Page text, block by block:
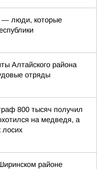
— люди, которые
Алтайского района
отряды
800 тысяч получил
на медведя, а
лосих
районе